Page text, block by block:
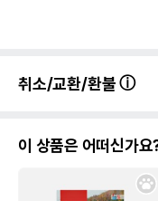
취소/교환/환불
이 상품은 어떠신가요